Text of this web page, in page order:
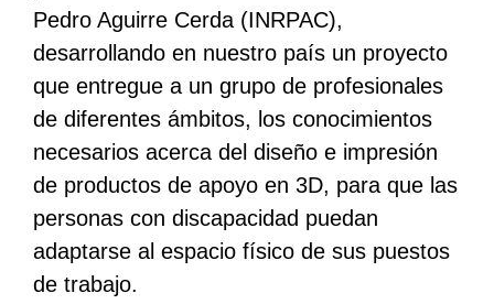
Pedro Aguirre Cerda (INRPAC),
desarrollando en nuestro país un proyecto
que entregue a un grupo de profesionales
de diferentes ámbitos, los conocimientos
necesarios acerca del diseño e impresión
de productos de apoyo en 3D, para que las
personas con discapacidad puedan
adaptarse al espacio físico de sus puestos
de trabajo.